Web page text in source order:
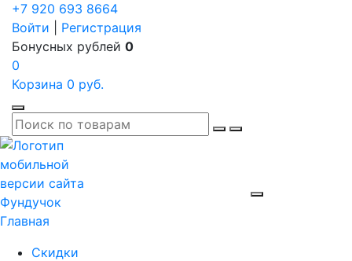
+7 920 693 8664
Войти
Регистрация
Бонусных рублей 0
0
Корзина 0 руб.
Главная
Скидки